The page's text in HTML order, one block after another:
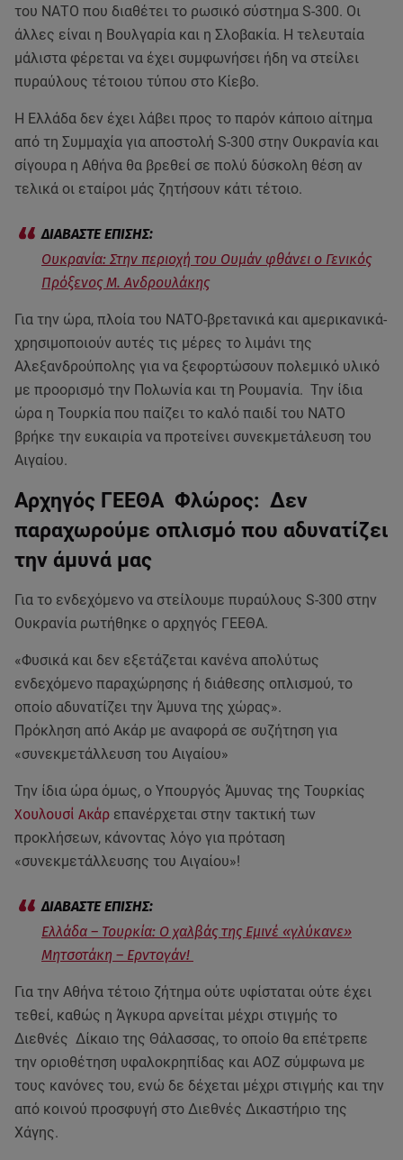
του ΝΑΤΟ που διαθέτει το ρωσικό σύστημα S-300. Οι
άλλες είναι η Βουλγαρία και η Σλοβακία. Η τελευταία
μάλιστα φέρεται να έχει συμφωνήσει ήδη να στείλει
πυραύλους τέτοιου τύπου στο Κίεβο.
Η Ελλάδα δεν έχει λάβει προς το παρόν κάποιο αίτημα
από τη Συμμαχία για αποστολή S-300 στην Ουκρανία και
σίγουρα η Αθήνα θα βρεθεί σε πολύ δύσκολη θέση αν
τελικά οι εταίροι μάς ζητήσουν κάτι τέτοιο.
Ουκρανία: Στην περιοχή του Ουμάν φθάνει ο Γενικός
Πρόξενος Μ. Ανδρουλάκης
Για την ώρα, πλοία του ΝΑΤΟ-βρετανικά και αμερικανικά-
χρησιμοποιούν αυτές τις μέρες το λιμάνι της
Αλεξανδρούπολης για να ξεφορτώσουν πολεμικό υλικό
με προορισμό την Πολωνία και τη Ρουμανία. Την ίδια
ώρα η Τουρκία που παίζει το καλό παιδί του ΝΑΤΟ
βρήκε την ευκαιρία να προτείνει συνεκμετάλευση του
Αιγαίου.
Αρχηγός ΓΕΕΘΑ Φλώρος: Δεν
παραχωρούμε οπλισμό που αδυνατίζει
την άμυνά μας
Για το ενδεχόμενο να στείλουμε πυραύλους S-300 στην
Ουκρανία ρωτήθηκε ο αρχηγός ΓΕΕΘΑ.
«Φυσικά και δεν εξετάζεται κανένα απολύτως
ενδεχόμενο παραχώρησης ή διάθεσης οπλισμού, το
οποίο αδυνατίζει την Άμυνα της χώρας».
Πρόκληση από Ακάρ με αναφορά σε συζήτηση για
«συνεκμετάλλευση του Αιγαίου»
Την ίδια ώρα όμως, ο Υπουργός Άμυνας της Τουρκίας
Χουλουσί Ακάρ επανέρχεται στην τακτική των
προκλήσεων, κάνοντας λόγο για πρόταση
«συνεκμετάλλευσης του Αιγαίου»!
Ελλάδα – Τουρκία: Ο χαλβάς της Εμινέ «γλύκανε»
Μητσοτάκη – Ερντογάν!
Για την Αθήνα τέτοιο ζήτημα ούτε υφίσταται ούτε έχει
τεθεί, καθώς η Άγκυρα αρνείται μέχρι στιγμής το
Διεθνές Δίκαιο της Θάλασσας, το οποίο θα επέτρεπε
την οριοθέτηση υφαλοκρηπίδας και ΑΟΖ σύμφωνα με
τους κανόνες του, ενώ δε δέχεται μέχρι στιγμής και την
από κοινού προσφυγή στο Διεθνές Δικαστήριο της
Χάγης.